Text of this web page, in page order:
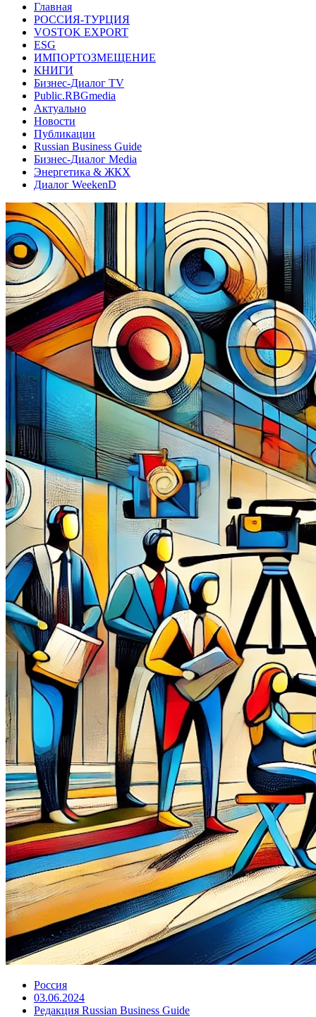
Главная
РОССИЯ-ТУРЦИЯ
VOSTOK EXPORT
ESG
ИМПОРТОЗМЕЩЕНИЕ
КНИГИ
Бизнес-Диалог TV
Public.RBGmedia
Актуально
Новости
Публикации
Russian Business Guide
Бизнес-Диалог Media
Энергетика & ЖКХ
Диалог WeekenD
Россия
03.06.2024
Редакция Russian Business Guide